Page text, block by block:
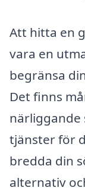
Att hitta en
vara en
begränsa
Det finns
närliggande
tjänster för
bredda din
alternativ